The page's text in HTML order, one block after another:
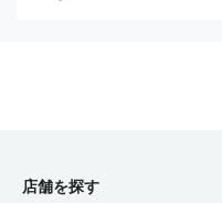
店舗を探す